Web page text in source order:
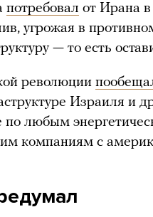
потребовал от Ирана в
угрожая в
— то есть
революции
Израиля и
любым
компаниям с